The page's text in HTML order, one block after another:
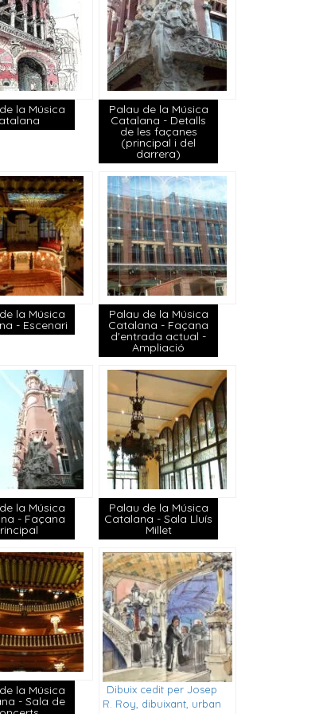
la Música Palau de la Música
Catalana - Detalls
de les façanes
(principal i del
darrera)
la Música
- Escenari
Palau de la Música
Catalana - Façana
d'entrada actual -
Ampliació
la Música
- Façana
Palau de la Música
Catalana - Sala Lluís
Millet
la Música
- Sala de
Dibuix cedit per Josep
R. Roy, dibuixant, urban